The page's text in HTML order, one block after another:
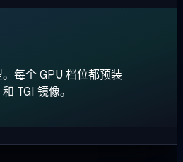
每个 GPU 档位都预装
TGI 镜像。